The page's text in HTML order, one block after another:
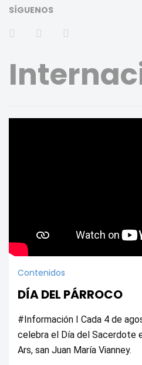
SÍGUENOS
Contenidos
DÍA DEL PÁRROCO
#Información I Cada 4 de
celebra el Día del Sacerdote
Ars, san Juan María Vianney.